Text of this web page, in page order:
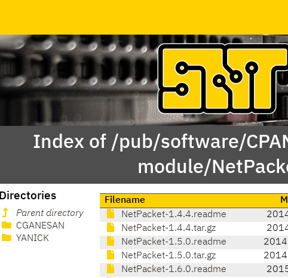
Index of /pub/software/
module/
Directories
Parent directory
CGANESAN
YANICK
Filename
NetPacket-1.4.4.readme
NetPacket-1.4.4.tar.gz
NetPacket-1.5.0.readme
NetPacket-1.5.0.tar.gz
NetPacket-1.6.0.readme